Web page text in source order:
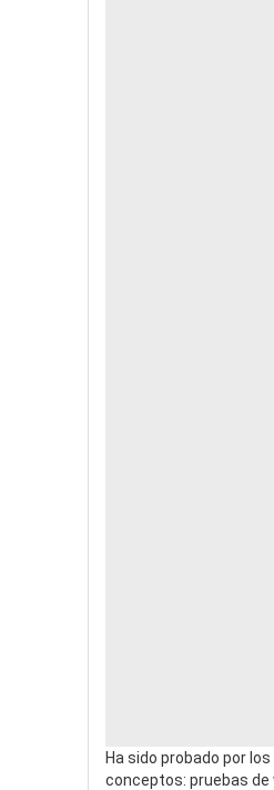
Ha sido probado por
conceptos: pruebas de